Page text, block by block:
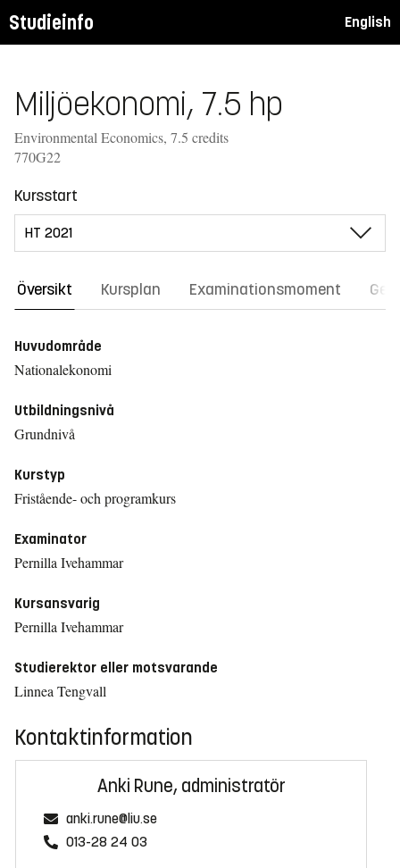
Studieinfo English
Miljöekonomi, 7.5 hp
Environmental Economics, 7.5 credits
770G22
Kursstart
Översikt Kursplan Examinationsmoment
Huvudområde
Nationalekonomi
Utbildningsnivå
Grundnivå
Kurstyp
Fristående- och programkurs
Examinator
Pernilla Ivehammar
Kursansvarig
Pernilla Ivehammar
Studierektor eller motsvarande
Linnea Tengvall
Kontaktinformation
Anki Rune, administratör
anki.rune@liu.se
013-28 24 03